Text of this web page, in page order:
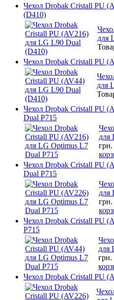
Чехол Drobak Cristall PU
(D410)
для
Чехол Drobak Cristall PU
для
Чехол Drobak Cristall PU
Dual P715
для
грн.
Чехол Drobak Cristall PU
Dual P715
для
грн.
Чехол Drobak Cristall PU
P715
для
грн.
Чехол Drobak Cristall PU